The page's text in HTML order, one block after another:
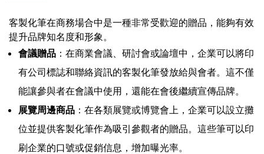
客製化筆在商務場合中是一種非常受歡迎的贈品，能夠有效
提升品牌知名度和形象。
會議贈品 ：在商業會議、研討會或論壇中，企業可以將印
有公司標誌和聯絡資訊的客製化筆發放給與會者。這不僅
能讓參與者在會議中使用，還能在會後繼續宣傳品牌。
展覽周邊商品 ：在各類展覽或博覽會上，企業可以設立攤
位並提供客製化筆作為吸引參觀者的贈品。這些筆可以印
刷企業的口號或促銷信息，增加曝光率。